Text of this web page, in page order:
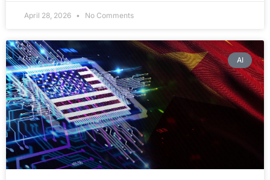
April 28, 2026 No Comments
AI